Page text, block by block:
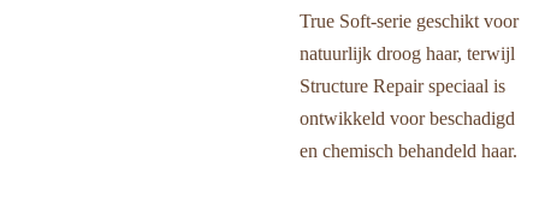
True Soft-serie geschikt voor
natuurlijk droog haar, terwijl
Structure Repair speciaal is
ontwikkeld voor beschadigd
en chemisch behandeld haar.